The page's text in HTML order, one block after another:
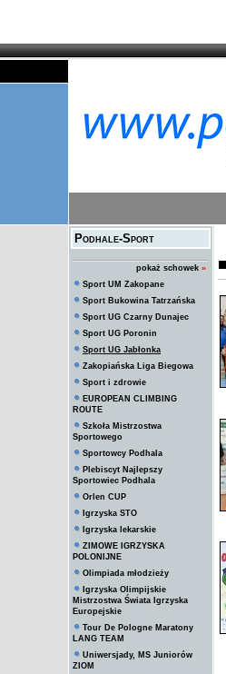
Podhale-Sport
pokaż schowek »
Sport UM Zakopane
Sport Bukowina Tatrzańska
Sport UG Czarny Dunajec
Sport UG Poronin
Sport UG Jabłonka
Zakopiańska Liga Biegowa
Sport i zdrowie
EUROPEAN CLIMBING
ROUTE
Szkoła Mistrzostwa
Sportowego
Sportowcy Podhala
Plebiscyt Najlepszy
Sportowiec Podhala
Orlen CUP
Igrzyska STO
Igrzyska lekarskie
ZIMOWE IGRZYSKA
POLONIJNE
Olimpiada młodzieży
Igrzyska Olimpijskie
Mistrzostwa Świata Igrzyska
Europejskie
Tour De Pologne Maratony
LANG TEAM
Uniwersjady, MS Juniorów
ZIOM